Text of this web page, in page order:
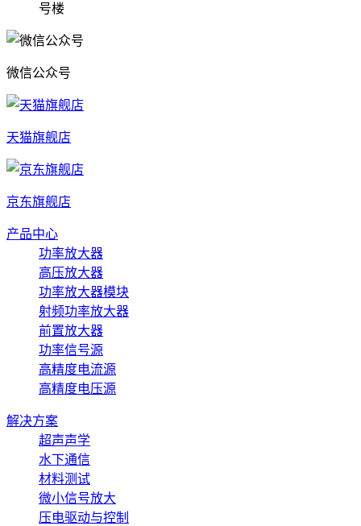
号楼
微信公众号
天猫旗舰店
京东旗舰店
产品中心
功率放大器
高压放大器
功率放大器模块
射频功率放大器
前置放大器
功率信号源
高精度电流源
高精度电压源
解决方案
超声声学
水下通信
材料测试
微小信号放大
压电驱动与控制